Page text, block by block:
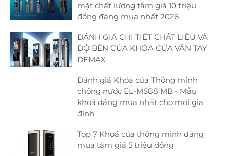
mặt chất lượng tầm giá 10 triệu
đồng đáng mua nhất 2026
ĐÁNH GIÁ CHI TIẾT CHẤT LIỆU VÀ
ĐỘ BỀN CỦA KHÓA CỬA VÂN TAY
DEMAX
Đánh giá Khóa cửa Thông minh
chống nước EL-MS88 MB - Mẫu
khoá đáng mua nhất cho mọi gia
đình
Top 7 Khoá cửa thông minh đáng
mua tầm giá 5 triệu đồng